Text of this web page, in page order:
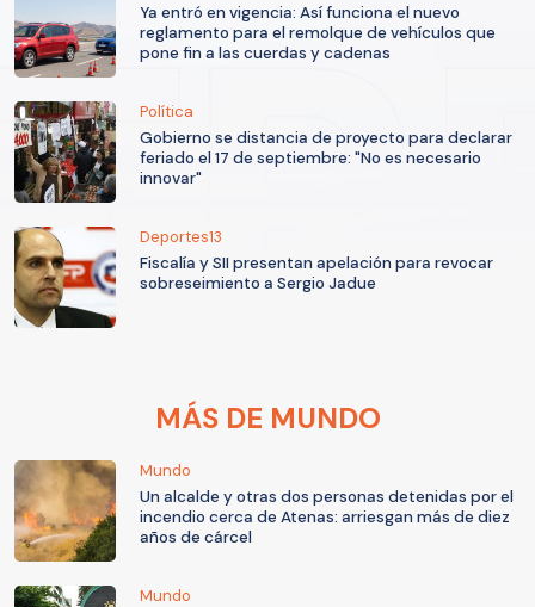
Ya entró en vigencia: Así funciona el nuevo
reglamento para el remolque de vehículos que
pone fin a las cuerdas y cadenas
Política
Gobierno se distancia de proyecto para declarar
feriado el 17 de septiembre: "No es necesario
innovar"
Deportes13
Fiscalía y SII presentan apelación para revocar
sobreseimiento a Sergio Jadue
MÁS DE MUNDO
Mundo
Un alcalde y otras dos personas detenidas por el
incendio cerca de Atenas: arriesgan más de diez
años de cárcel
Mundo